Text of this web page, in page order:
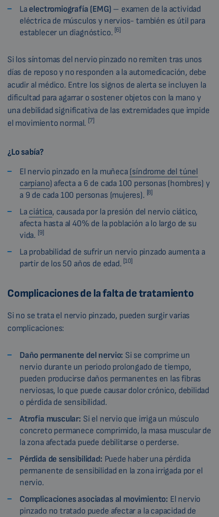
Laelectromiografía (EMG) – examen de la actividad
eléctrica de músculos y nervios- también es útil para
establecer un diagnóstico. [6]
Si los síntomas del nervio pinzado no remiten tras unos
días de reposo y no responden a la automedicación, debe
acudir al médico. Entre los signos de alerta se incluyen la
dificultad para agarrar o sostener objetos con la mano y
una debilidad significativa de las extremidades que impide
el movimiento normal. [7]
¿Lo sabía?
El nervio pinzado en la muñeca(síndrome del túnel
carpiano) afecta a 6 de cada 100 personas (hombres) y
a 9 de cada 100 personas (mujeres). [8]
Laciática, causada por la presión del nervio ciático,
afecta hasta al 40% de la población a lo largo de su
vida. [9]
La probabilidad de sufrir un nervio pinzado aumenta a
partir de los 50 años de edad. [10]
Complicaciones de la falta de tratamiento
Si no se trata el nervio pinzado, pueden surgir varias
complicaciones:
Daño permanente del nervio: Si se comprime un
nervio durante un periodo prolongado de tiempo,
pueden producirse daños permanentes en las fibras
nerviosas, lo que puede causar dolor crónico, debilidad
o pérdida de sensibilidad.
Atrofia muscular: Si el nervio que irriga un músculo
concreto permanece comprimido, la masa muscular de
la zona afectada puede debilitarse o perderse.
Pérdida de sensibilidad: Puede haber una pérdida
permanente de sensibilidad en la zona irrigada por el
nervio.
Complicaciones asociadas al movimiento: El nervio
pinzado no tratado puede afectar a la capacidad de